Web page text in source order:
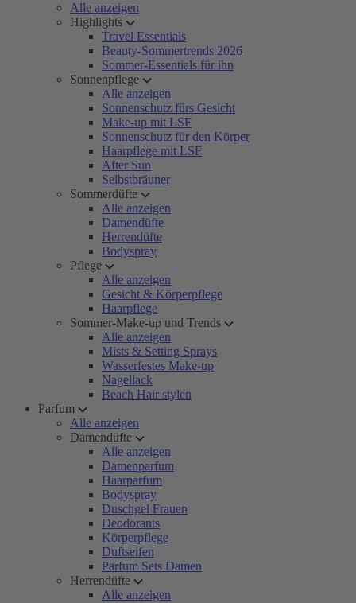
Alle anzeigen
Highlights
Travel Essentials
Beauty-Sommertrends 2026
Sommer-Essentials für ihn
Sonnenpflege
Alle anzeigen
Sonnenschutz fürs Gesicht
Make-up mit LSF
Sonnenschutz für den Körper
Haarpflege mit LSF
After Sun
Selbstbräuner
Sommerdüfte
Alle anzeigen
Damendüfte
Herrendüfte
Bodyspray
Pflege
Alle anzeigen
Gesicht & Körperpflege
Haarpflege
Sommer-Make-up und Trends
Alle anzeigen
Mists & Setting Sprays
Wasserfestes Make-up
Nagellack
Beach Hair stylen
Parfum
Alle anzeigen
Damendüfte
Alle anzeigen
Damenparfum
Haarparfum
Bodyspray
Duschgel Frauen
Deodorants
Körperpflege
Duftseifen
Parfum Sets Damen
Herrendüfte
Alle anzeigen